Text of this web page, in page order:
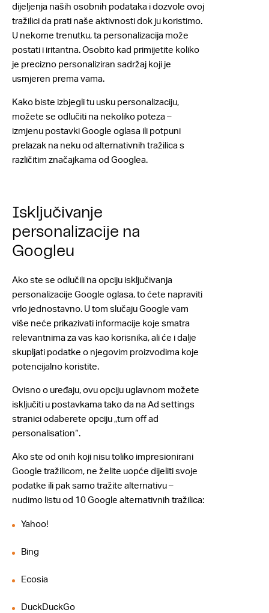
dijeljenja naših osobnih podataka i dozvole ovoj
tražilici da prati naše aktivnosti dok ju koristimo.
U nekome trenutku, ta personalizacija može
postati i iritantna. Osobito kad primijetite koliko
je precizno personaliziran sadržaj koji je
usmjeren prema vama.
Kako biste izbjegli tu usku personalizaciju,
možete se odlučiti na nekoliko poteza –
izmjenu postavki Google oglasa ili potpuni
prelazak na neku od alternativnih tražilica s
različitim značajkama od Googlea.
Isključivanje
personalizacije na
Googleu
Ako ste se odlučili na opciju isključivanja
personalizacije Google oglasa, to ćete napraviti
vrlo jednostavno. U tom slučaju Google vam
više neće prikazivati informacije koje smatra
relevantnima za vas kao korisnika, ali će i dalje
skupljati podatke o njegovim proizvodima koje
potencijalno koristite.
Ovisno o uređaju, ovu opciju uglavnom možete
isključiti u postavkama tako da na Ad settings
stranici odaberete opciju „turn off ad
personalisation“.
Ako ste od onih koji nisu toliko impresionirani
Google tražilicom, ne želite uopće dijeliti svoje
podatke ili pak samo tražite alternativu –
nudimo listu od 10 Google alternativnih tražilica:
Yahoo!
Bing
Ecosia
DuckDuckGo